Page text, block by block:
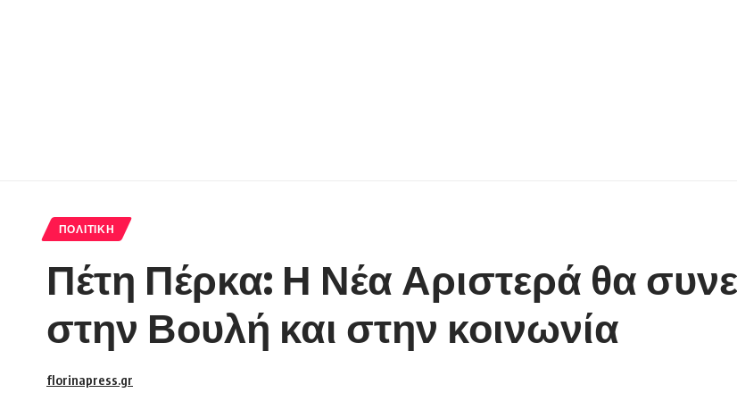
ΠΟΛΙΤΙΚΉ
Πέτη Πέρκα: Η Νέα Αριστερά θα
στην Βουλή και στην κοινωνία
florinapress.gr